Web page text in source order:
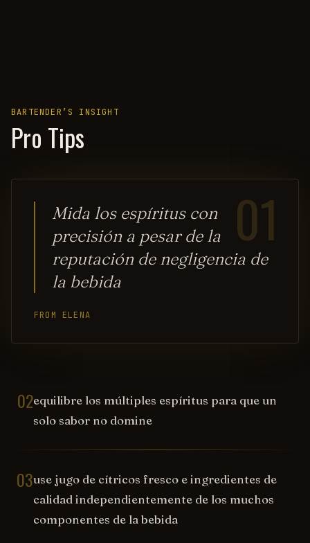
BARTENDER’S INSIGHT
Pro Tips
01
Mida los espíritus con
precisión a pesar de la
reputación de negligencia de
la bebida
FROM ELENA
02equilibre los múltiples espíritus para que un
solo sabor no domine
03use jugo de cítricos fresco e ingredientes de
calidad independientemente de los muchos
componentes de la bebida